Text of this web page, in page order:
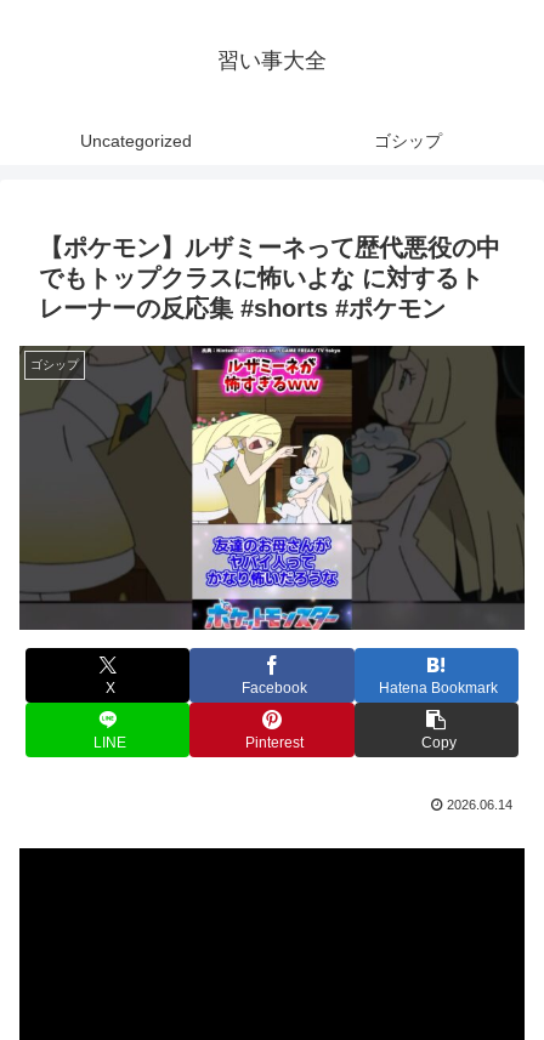
習い事大全
Uncategorized ゴシップ
【ポケモン】ルザミーネって歴代悪役の中
でもトップクラスに怖いよな に対するト
レーナーの反応集 #shorts #ポケモン
ゴシップ
X Facebook Hatena Bookmark
LINE Pinterest Copy
2026.06.14